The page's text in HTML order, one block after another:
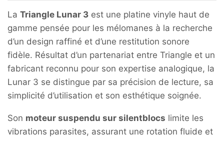
La Triangle Lunar 3 est une platine vinyle haut de
gamme pensée pour les mélomanes à la recherche
d’un design raffiné et d’une restitution sonore
fidèle. Résultat d’un partenariat entre Triangle et un
fabricant reconnu pour son expertise analogique, la
Lunar 3 se distingue par sa précision de lecture, sa
simplicité d’utilisation et son esthétique soignée.
Son moteur suspendu sur silentblocs limite les
vibrations parasites, assurant une rotation fluide et